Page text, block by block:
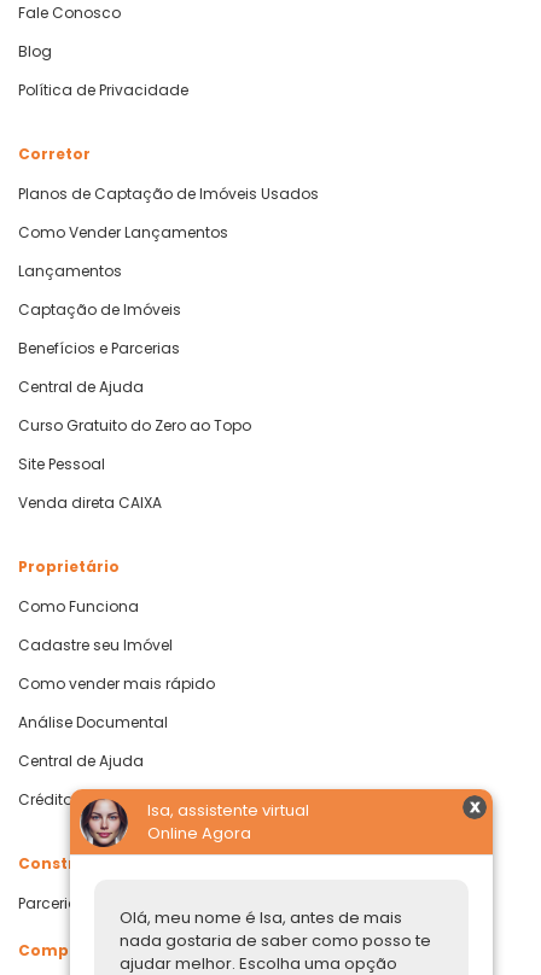
Isa, assistente virtual
Online Agora
Olá, meu nome é Isa, antes de mais
nada gostaria de saber como posso te
ajudar melhor. Escolha uma opção
Fale Conosco
Blog
Política de Privacidade
Corretor
Planos de Captação de Imóveis Usados
Como Vender Lançamentos
Lançamentos
Captação de Imóveis
Benefícios e Parcerias
Central de Ajuda
Curso Gratuito do Zero ao Topo
Site Pessoal
Venda direta CAIXA
Proprietário
Como Funciona
Cadastre seu Imóvel
Como vender mais rápido
Análise Documental
Central de Ajuda
Crédito com Garantia de Imóvel
Construtoras
Parcerias Imobiliárias
Comprar ou alugar